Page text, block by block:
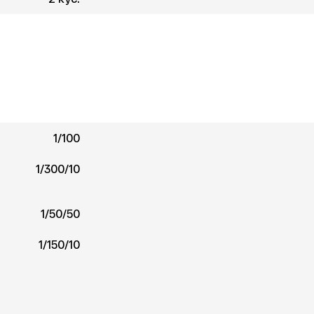
1/100
1/300/10
1/50/50
1/150/10